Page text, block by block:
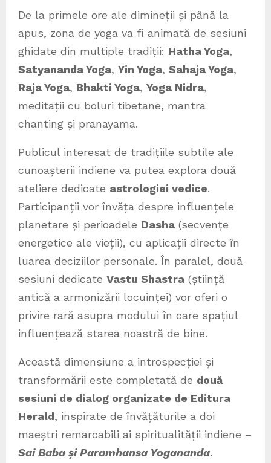
De la primele ore ale dimineții și până la
apus, zona de yoga va fi animată de sesiuni
ghidate din multiple tradiții: Hatha Yoga,
Satyananda Yoga, Yin Yoga, Sahaja Yoga,
Raja Yoga, Bhakti Yoga, Yoga Nidra,
meditații cu boluri tibetane, mantra
chanting și pranayama.
Publicul interesat de tradițiile subtile ale
cunoașterii indiene va putea explora două
ateliere dedicate astrologiei vedice.
Participanții vor învăța despre influențele
planetare și perioadele Dasha (secvențe
energetice ale vieții), cu aplicații directe în
luarea deciziilor personale. În paralel, două
sesiuni dedicate Vastu Shastra (știință
antică a armonizării locuinței) vor oferi o
privire rară asupra modului în care spațiul
influențează starea noastră de bine.
Această dimensiune a introspecției și
transformării este completată de două
sesiuni de dialog organizate de Editura
Herald, inspirate de învățăturile a doi
maeștri remarcabili ai spiritualității indiene –
Sai Baba și Paramhansa Yogananda.